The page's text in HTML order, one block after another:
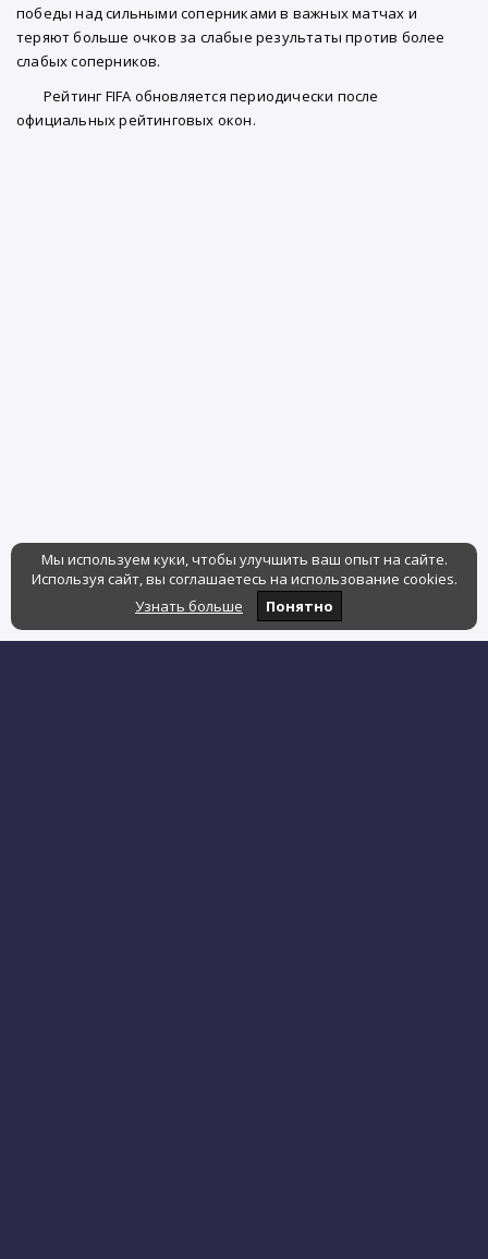
победы над сильными соперниками в важных матчах и
теряют больше очков за слабые результаты против более
слабых соперников.
Рейтинг FIFA обновляется периодически после
официальных рейтинговых окон.
Мы используем куки, чтобы улучшить ваш опыт на сайте.
Используя сайт, вы соглашаетесь на использование cookies.
Узнать больше
Понятно